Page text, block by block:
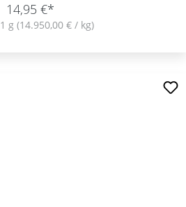
14,95 €*
1 g (14.950,00 € / kg)